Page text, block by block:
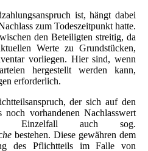
ist, hängt dabei
zum Todeszeitpunkt hatte.
den Beteiligten streitig, da
Werte zu Grundstücken,
vorliegen. Hier sind, wenn
hergestellt werden kann,
erforderlich.
der sich auf den
vorhandenen Nachlasswert
Einzelfall auch sog.
bestehen. Diese gewähren dem
des Pflichtteils im Falle von